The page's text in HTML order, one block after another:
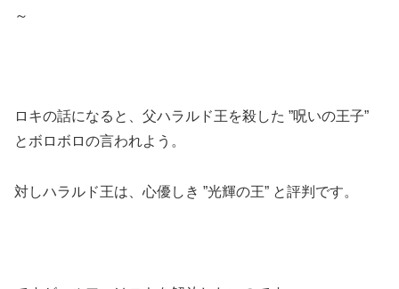
～
ロキの話になると、父ハラルド王を殺した ”呪いの王子”
とボロボロの言われよう。
対しハラルド王は、心優しき ”光輝の王” と評判です。